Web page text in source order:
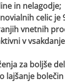
in nelagodje;
celic
vnetnih
v
za boljše
lajšanje